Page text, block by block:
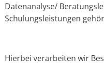
Datenanalyse/
Schulungsleistungen
Hierbei verarbeiten wir